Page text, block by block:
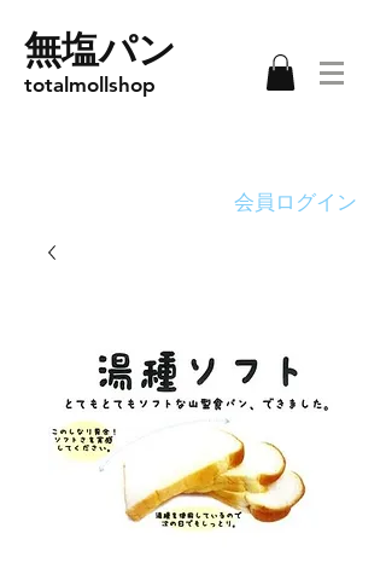
totalmollshop
無塩パン
会員ログイン